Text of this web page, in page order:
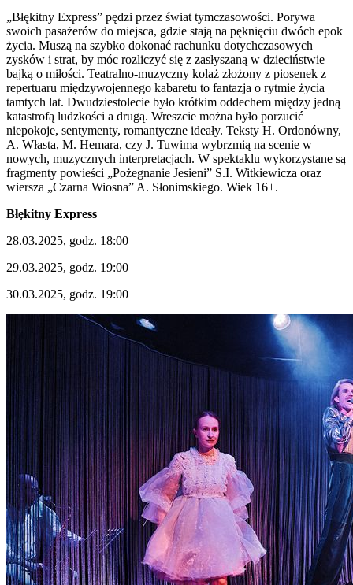
„Błękitny Express” pędzi przez świat tymczasowości. Porywa
swoich pasażerów do miejsca, gdzie stają na pęknięciu dwóch epok
życia. Muszą na szybko dokonać rachunku dotychczasowych
zysków i strat, by móc rozliczyć się z zasłyszaną w dzieciństwie
bajką o miłości. Teatralno-muzyczny kolaż złożony z piosenek z
repertuaru międzywojennego kabaretu to fantazja o rytmie życia
tamtych lat. Dwudziestolecie było krótkim oddechem między jedną
katastrofą ludzkości a drugą. Wreszcie można było porzucić
niepokoje, sentymenty, romantyczne ideały. Teksty H. Ordonówny,
A. Własta, M. Hemara, czy J. Tuwima wybrzmią na scenie w
nowych, muzycznych interpretacjach. W spektaklu wykorzystane są
fragmenty powieści „Pożegnanie Jesieni” S.I. Witkiewicza oraz
wiersza „Czarna Wiosna” A. Słonimskiego. Wiek 16+.
Błękitny Express
28.03.2025, godz. 18:00
29.03.2025, godz. 19:00
30.03.2025, godz. 19:00